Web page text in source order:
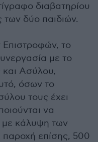
διαβατηρίου
των δύο παιδιών.
το
με το
Ασύλου,
όσων το
τους έχει
να
με κάλυψη των
παροχή επίσης, 500